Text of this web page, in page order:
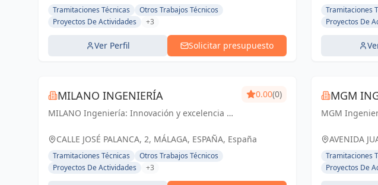
Tramitaciones Técnicas
Otros Trabajos Técnicos
Proyectos De Actividades
+3
Ver Perfil Solicitar presupuesto
Tramitaciones
Proyectos De
MILANO INGENIERÍA
MILANO Ingeniería: Innovación y excelencia en
sostenible en Málaga y Andalucía.
0.00(0)
CALLE JOSÉ PALANCA, 2, MÁLAGA, ESPAÑA, España
Tramitaciones Técnicas
Otros Trabajos Técnicos
Proyectos De Actividades
+3
MGM
MGM
proyectos en
AVENIDA
Tramitaciones
Proyectos De